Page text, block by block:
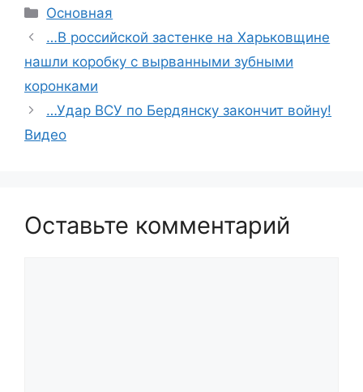
Рубрики
Основная
…В российской застенке на Харьковщине
нашли коробку с вырванными зубными
коронками
…Удар ВСУ по Бердянску закончит войну!
Видео
Оставьте комментарий